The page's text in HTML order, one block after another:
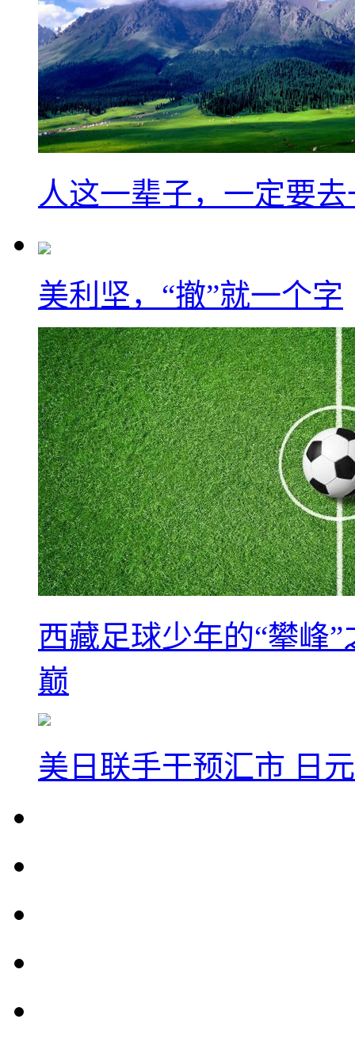
人这一辈子，一定要
美利坚，“撤”就一个字
西藏足球少年的“攀峰
巅
美日联手干预汇市 日